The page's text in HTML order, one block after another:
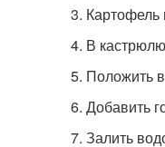
3. Картофель
4. В
5. Положить
6. Добавить
7. Залить